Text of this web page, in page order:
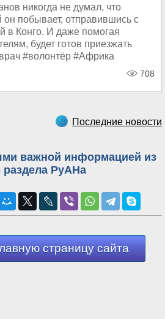
никогда не думал, что
он побывает, отправившись с
в Конго. И даже помогая
будет готов приезжать
#волонтёр #Африка
708
Последние новости
важной информацией из
раздела РуАНа
страницу сайта